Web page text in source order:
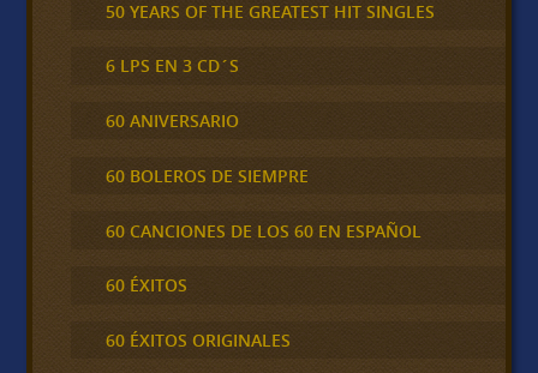
50 YEARS OF THE GREATEST HIT SINGLES
6 LPS EN 3 CD´S
60 ANIVERSARIO
60 BOLEROS DE SIEMPRE
60 CANCIONES DE LOS 60 EN ESPAÑOL
60 ÉXITOS
60 ÉXITOS ORIGINALES